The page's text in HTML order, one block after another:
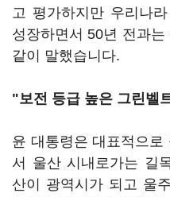
고 평가하지만 우리나
성장하면서 50년 전과는
같이 말했습니다.
"보전 등급 높은 그린벨
윤 대통령은 대표적으로
서 울산 시내로가는 길
산이 광역시가 되고 울